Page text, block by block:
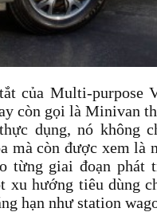
của Multi-purpose
còn gọi là Minivan
dụng, nó không
mà còn được xem là
từng giai đoạn phát
xu hướng tiêu dùng
hạn như station